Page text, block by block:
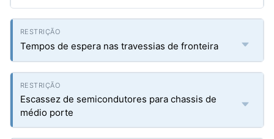
Tempos de espera nas travessias de fronteira
Escassez de semicondutores para chassis de
médio porte